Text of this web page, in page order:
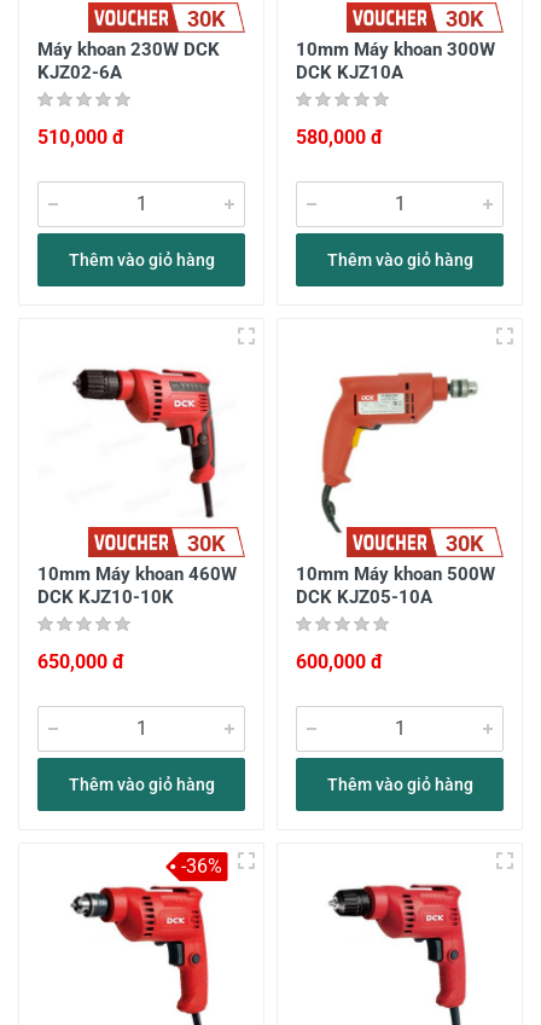
30K
Máy khoan 230W DCK
KJZ02-6A
510,000 đ
Thêm vào giỏ hàng
30K
10mm Máy khoan 300W
DCK KJZ10A
580,000 đ
Thêm vào giỏ hàng
30K
10mm Máy khoan 460W
DCK KJZ10-10K
650,000 đ
Thêm vào giỏ hàng
30K
10mm Máy khoan 500W
DCK KJZ05-10A
600,000 đ
Thêm vào giỏ hàng
-36%